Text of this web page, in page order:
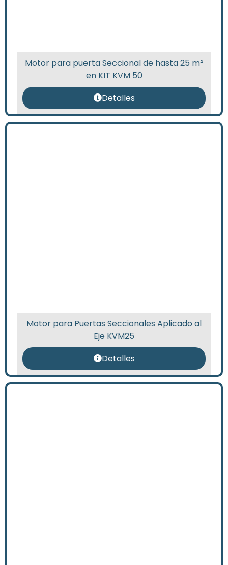
Motor para puerta Seccional de hasta 25 m²
en KIT KVM 50
Detalles
Motor para Puertas Seccionales Aplicado al
Eje KVM25
Detalles